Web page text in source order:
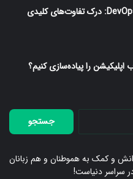
را پیاده‌سازی کنیم؟
جستجو
برای:
و کمک به هموطنان و هم زبانان
سراسر دنیاست!